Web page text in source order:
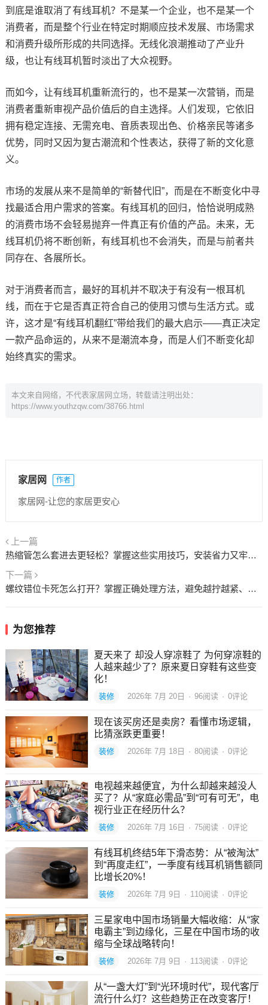
到底是谁取消了有线耳机？不是某一个企业，也不是某一个
消费者，而是整个行业在特定时期顺应技术发展、市场需求
和消费升级所形成的共同选择。无线化浪潮推动了产业升
级，也让有线耳机暂时淡出了大众视野。
而如今，让有线耳机重新流行的，也不是某一次营销，而是
消费者重新审视产品价值后的自主选择。人们发现，它依旧
拥有稳定连接、无需充电、音质表现出色、价格亲民等诸多
优势，同时又因为复古潮流和个性表达，获得了新的文化意
义。
市场的发展从来不是简单的“新替代旧”，而是在不断变化中寻
找最适合用户需求的答案。有线耳机的回归，恰恰说明成熟
的消费市场不会轻易抛弃一件真正有价值的产品。未来，无
线耳机仍将不断创新，有线耳机也不会消失，而是与前者共
同存在、各展所长。
对于消费者而言，最好的耳机并不取决于有没有一根耳机
线，而在于它是否真正符合自己的使用习惯与生活方式。或
许，这才是“有线耳机翻红”带给我们的最大启示——真正决定
一款产品命运的，从来不是潮流本身，而是人们不断变化却
始终真实的需求。
本文来自网络，不代表家居网立场，转载请注明出处：
https://www.youthzqw.com/38766.html
家居网 作者
家居网-让您的家居更安心
上一篇
热缩管怎么套进去更轻松？掌握这些实用技巧，安装省力又牢固！
下一篇
螺纹错位卡死怎么打开？掌握正确处理方法，避免越拧越紧、越拆越坏！
为您推荐
夏天来了 却没人穿凉鞋了 为何穿凉鞋的
人越来越少了？原来夏日穿鞋有这些变
化！
装修 2026年 7月 20日 · 96阅读 · 0评论
现在该买房还是卖房？看懂市场逻辑，
比猜涨跌更重要！
装修 2026年 7月 18日 · 80阅读 · 0评论
电视越来越便宜，为什么却越来越没人
买了？从“家庭必需品”到“可有可无”，电
视行业正在经历什么？
装修 2026年 7月 16日 · 75阅读 · 0评论
有线耳机终结5年下滑态势：从“被淘汰”
到“再度走红”，一季度有线耳机销售额同
比增长20%！
装修 2026年 7月 9日 · 110阅读 · 0评论
三星家电中国市场销量大幅收缩：从“家
电霸主”到边缘化，三星在中国市场的收
缩与全球战略转向！
装修 2026年 7月 9日 · 113阅读 · 0评论
从“一盏大灯”到“光环境时代”，现代客厅
流行什么灯？这些趋势正在改变客厅！